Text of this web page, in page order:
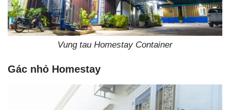
Vung tau Homestay Container
Gác nhỏ Homestay